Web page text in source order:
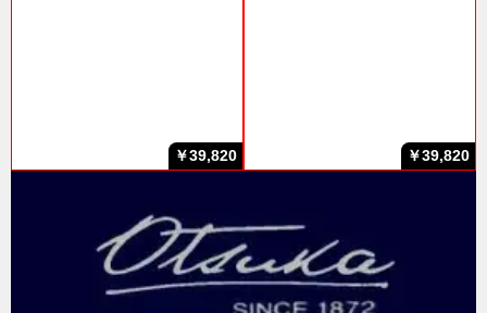
￥39,820 ￥39,820